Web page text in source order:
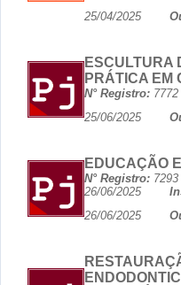
25/04/2025
ESCULTURA
PRÁTICA EM
N° Registro:
25/06/2025
EDUCAÇÃO
N° Registro:
26/06/2025
26/06/2025